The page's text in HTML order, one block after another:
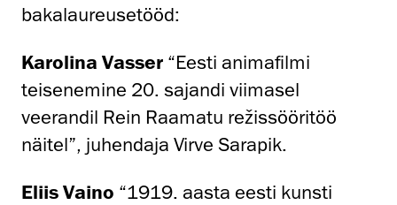
bakalaureusetööd:
Karolina Vasser “Eesti animafilmi
teisenemine 20. sajandi viimasel
veerandil Rein Raamatu režissööritöö
näitel”, juhendaja Virve Sarapik.
Eliis Vaino “1919. aasta eesti kunsti